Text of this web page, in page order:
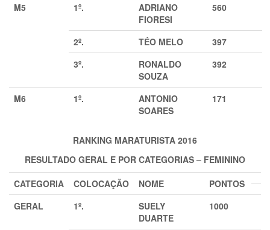
M5 1º.
ADRIANO
FIORESI
560
2º. TÉO MELO
397
3º.
RONALDO
SOUZA
392
M6 1º.
ANTONIO
SOARES
171
RANKING MARATURISTA 2016
RESULTADO GERAL E POR CATEGORIAS – FEMININO
CATEGORIA
COLOCAÇÃO NOME
PONTOS
GERAL
1º.
SUELY
DUARTE
1000